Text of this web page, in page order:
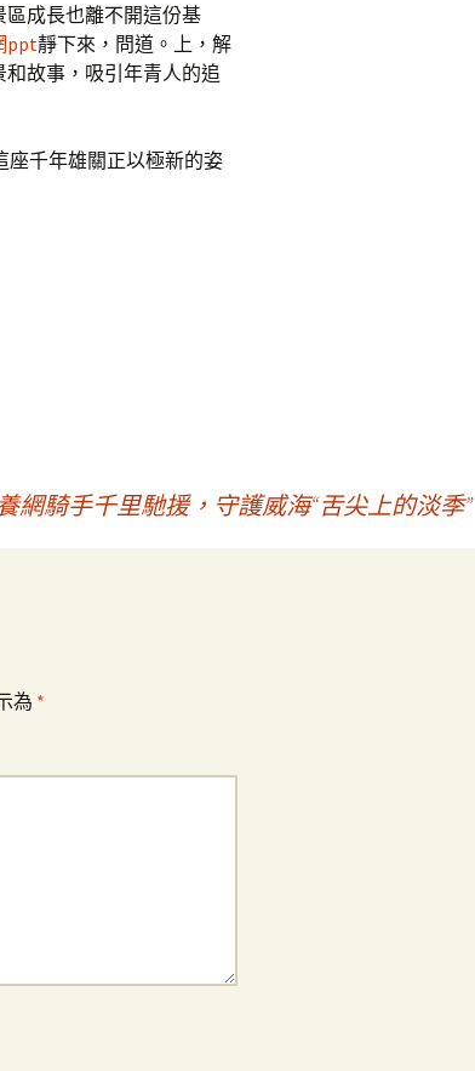
區成長也離不開這份基
ppt靜下來，問道。上，解
故事，吸引年青人的追
座千年雄關正以極新的姿
網騎手千里馳援，守護威海“舌尖上的淡季”
為 *